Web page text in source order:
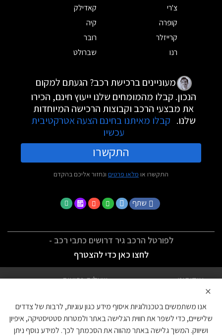
צ'רי
קאדילק
קופרה
קיה
קרייזלר
רובר
רנו
שברולט
מעוניינים ברכישת רכב? הגעתם למקום
הנכון. קבלו מהמומחים שלנו ייעוץ חינם, הכירו
את מבצעי הרכב וקבוצות הרכישה המיוחדות
שלנו. קבלו מאיתנו בחינם הצעה אטרקטיבית
עכשיו
התקשרו
התקשרו או מלאו פרטים ונחזור אליכם בהקדם
שתף
לפורטל הרכב גיר דרושים כתבי רכב -
לחצו כאן כדי להצטרף
אודותינו
שאלות נפוצות
הצהרת נגישות
צור קשר
×
אנו משתמשים בטכנולוגיות איסוף מידע כגון עוגיות, לרבות של צדדים
שלישיים, כדי לשפר את חווית הגלישה באתר ולמטרות סטטיסטיקה, איפיון
ושיווק. המשך גלישה באתר מהווה את הסכמתך לכך. למידע נוסף ניתן